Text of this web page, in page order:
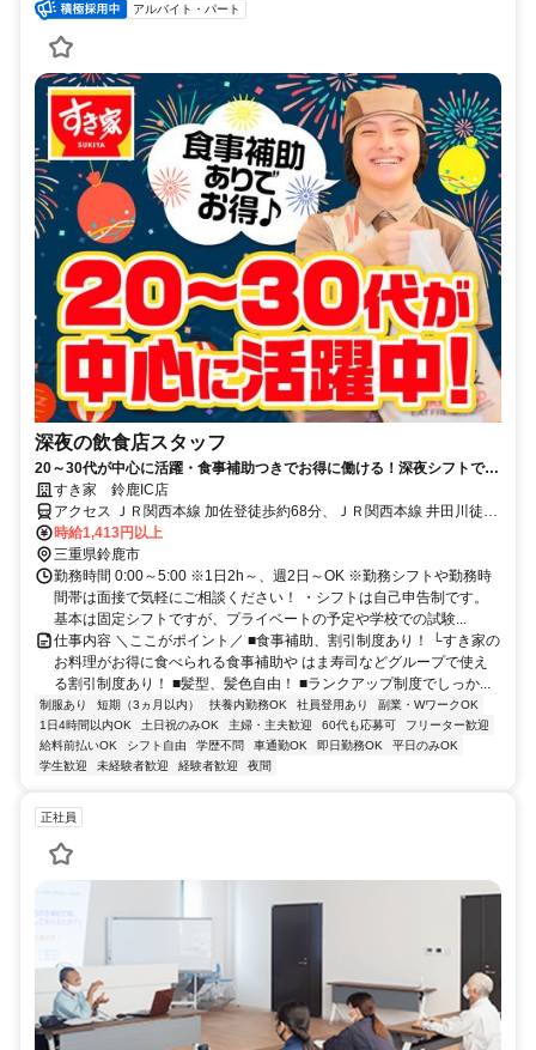
アルバイト・パート
深夜の飲食店スタッフ
20～30代が中心に活躍・食事補助つきでお得に働ける！深夜シフトで稼
ぎませんか◎
すき家 鈴鹿IC店
アクセス ＪＲ関西本線 加佐登徒歩約68分、ＪＲ関西本線 井田川徒歩
約87分、近鉄鈴鹿線 平田町徒歩約101分 27号線沿い、西部Ｆ１マー
トバス停近く
時給1,413円以上
三重県鈴鹿市
勤務時間 0:00～5:00 ※1日2h～、週2日～OK ※勤務シフトや勤務時
間帯は面接で気軽にご相談ください！ ・シフトは自己申告制です。
基本は固定シフトですが、プライベートの予定や学校での試験...
仕事内容 ＼ここがポイント／ ■食事補助、割引制度あり！ └すき家の
お料理がお得に食べられる食事補助や はま寿司などグループで使え
る割引制度あり！ ■髪型、髪色自由！ ■ランクアップ制度でしっか...
制服あり 短期（3ヵ月以内） 扶養内勤務OK 社員登用あり
副業・WワークOK
1日4時間以内OK
土日祝のみOK 主婦・主夫歓迎 60代も応募可
フリーター歓迎
給料前払いOK
シフト自由 学歴不問 車通勤OK 即日勤務OK
平日のみOK
学生歓迎
未経験者歓迎 経験者歓迎 夜間
正社員